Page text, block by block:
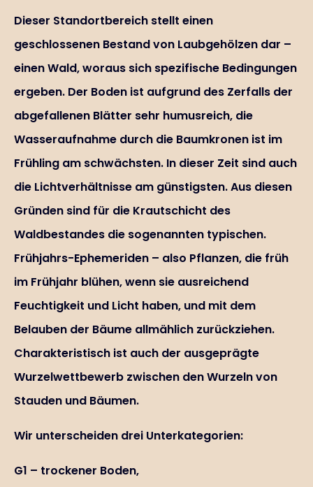
Dieser Standortbereich stellt einen
geschlossenen Bestand von Laubgehölzen dar –
einen Wald, woraus sich spezifische Bedingungen
ergeben. Der Boden ist aufgrund des Zerfalls der
abgefallenen Blätter sehr humusreich, die
Wasseraufnahme durch die Baumkronen ist im
Frühling am schwächsten. In dieser Zeit sind auch
die Lichtverhältnisse am günstigsten. Aus diesen
Gründen sind für die Krautschicht des
Waldbestandes die sogenannten typischen.
Frühjahrs-Ephemeriden – also Pflanzen, die früh
im Frühjahr blühen, wenn sie ausreichend
Feuchtigkeit und Licht haben, und mit dem
Belauben der Bäume allmählich zurückziehen.
Charakteristisch ist auch der ausgeprägte
Wurzelwettbewerb zwischen den Wurzeln von
Stauden und Bäumen.
Wir unterscheiden drei Unterkategorien:
G1 – trockener Boden,